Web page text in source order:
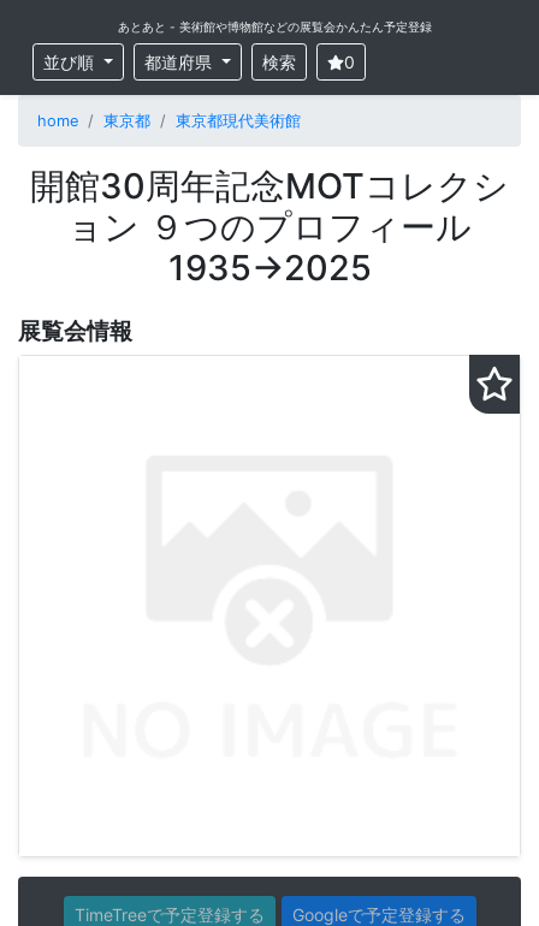
あとあと - 美術館や博物館などの展覧会かんたん予定登録
並び順 都道府県 検索 0
home 東京都 東京都現代美術館
開館30周年記念MOTコレクシ
ョン ９つのプロフィール
1935→2025
展覧会情報
TimeTreeで予定登録する Googleで予定登録する